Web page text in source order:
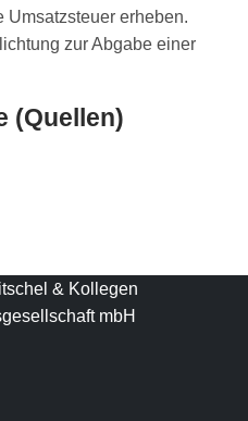
Umsatzsteuer erheben.
zur Abgabe einer
(Quellen)
& Kollegen
mbH